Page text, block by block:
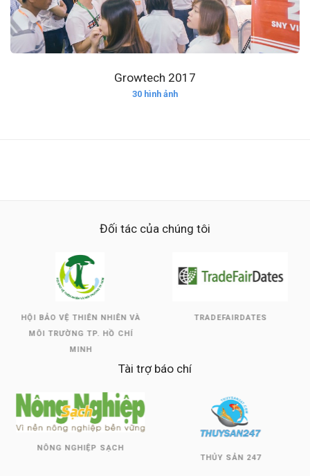
Growtech 2017
30 hình ảnh
Đối tác của chúng tôi
HỘI BẢO VỆ THIÊN NHIÊN VÀ
MÔI TRƯỜNG TP. HỒ CHÍ
MINH
TRADEFAIRDATES
Tài trợ báo chí
NÔNG NGHIỆP SẠCH
THỦY SẢN 247